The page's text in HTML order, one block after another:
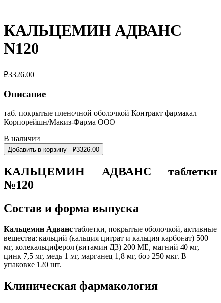
КАЛЬЦЕМИН АДВАНС
N120
₽3326.00
Описание
таб. покрытые пленочной оболочкой Контракт фармакал
Корпорейшн/Макиз-Фарма ООО
В наличии
Добавить в корзину - ₽3326.00
КАЛЬЦЕМИН АДВАНС таблетки
№120
Состав и форма выпуска
Кальцемин Адванс таблетки, покрытые оболочкой, активные
вещества: кальций (кальция цитрат и кальция карбонат) 500
мг, колекальциферол (витамин Д3) 200 МЕ, магний 40 мг,
цинк 7,5 мг, медь 1 мг, марганец 1,8 мг, бор 250 мкг. В
упаковке 120 шт.
Клиническая фармакология